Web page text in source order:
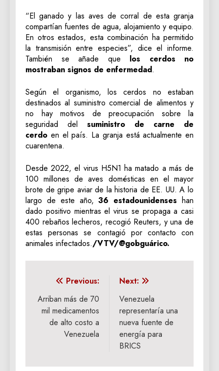
“El ganado y las aves de corral de esta granja
compartían fuentes de agua, alojamiento y equipo.
En otros estados, esta combinación ha permitido
la transmisión entre especies”, dice el informe.
También se añade que los cerdos no
mostraban signos de enfermedad.
Según el organismo, los cerdos no estaban
destinados al suministro comercial de alimentos y
no hay motivos de preocupación sobre la
seguridad del suministro de carne de
cerdo en el país. La granja está actualmente en
cuarentena.
Desde 2022, el virus H5N1 ha matado a más de
100 millones de aves domésticas en el mayor
brote de gripe aviar de la historia de EE. UU. A lo
largo de este año,36 estadounidenses han
dado positivo mientras el virus se propaga a casi
400 rebaños lecheros, recogió Reuters, y una de
estas personas se contagió por contacto con
animales infectados./VTV/@gobguárico.
Navegación
de
entradas
Previous:
Arriban más de 70
mil medicamentos
de alto costo a
Venezuela
Next:
Venezuela
representaría una
nueva fuente de
energía para
BRICS